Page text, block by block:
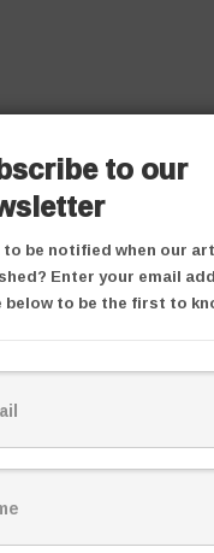
ALSO LIKE
to our
to be notified when our
Enter your email
below to be the first to